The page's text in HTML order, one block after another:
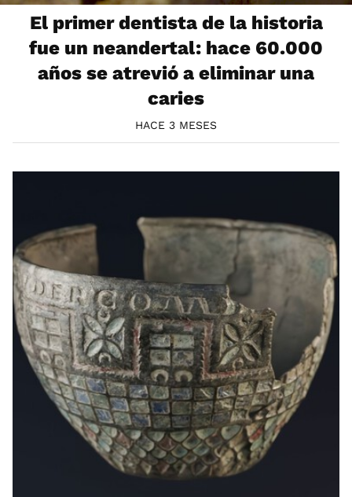
El primer dentista de la historia
fue un neandertal: hace 60.000
años se atrevió a eliminar una
caries
HACE 3 MESES